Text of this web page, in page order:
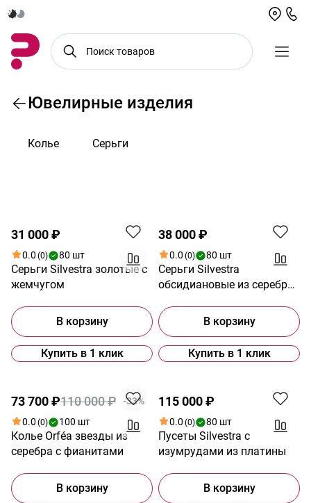
Ювелирные изделия
Колье Серьги
31 000 ₽
0.0 (0) 80 шт
Серьги Silvestra золотые с
жемчугом
В корзину
Купить в 1 клик
38 000 ₽
0.0 (0) 80 шт
Серьги Silvestra
обсидиановые из серебра
В корзину
Купить в 1 клик
Акция
73 700 ₽110 000 ₽
-33%
0.0 (0) 100 шт
Колье Orféa звезды из
серебра с фианитами
В корзину
115 000 ₽
0.0 (0) 80 шт
Пусеты Silvestra с
изумрудами из платины
В корзину